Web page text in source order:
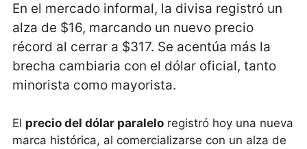
En el mercado informal, la divisa registró un
alza de $16, marcando un nuevo precio
récord al cerrar a $317. Se acentúa más la
brecha cambiaria con el dólar oficial, tanto
minorista como mayorista.
El precio del dólar paralelo registró hoy una nueva
marca histórica, al comercializarse con un alza de